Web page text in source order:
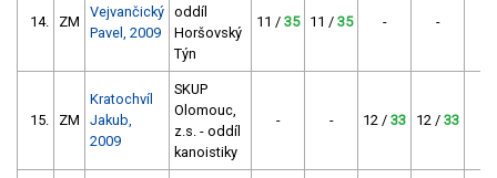
14. ZM
Vejvančický
Pavel, 2009
oddíl
Horšovský
Týn
11 / 35 11 / 35 - -
15. ZM
Kratochvíl
Jakub,
2009
SKUP
Olomouc,
z.s. - oddíl
kanoistiky
- - 12 / 33 12 / 33